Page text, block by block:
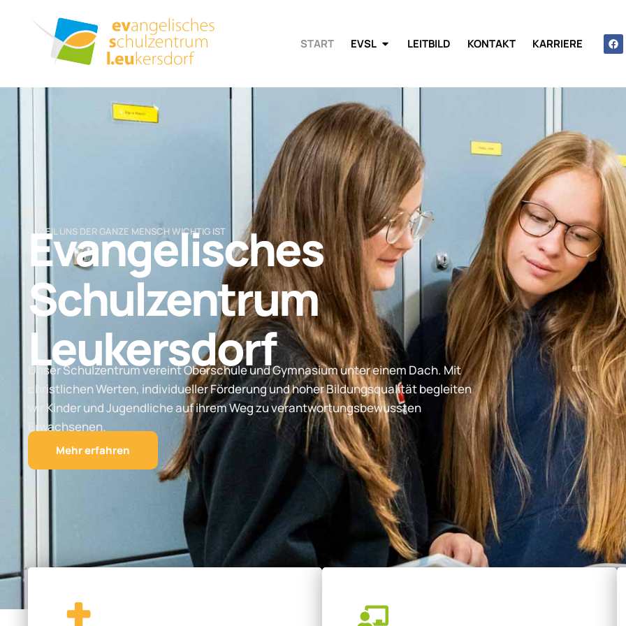
START EVSL LEITBILD KONTAKT KARRIERE
… WEIL UNS DER GANZE MENSCH WICHTIG IST
Evangelisches
Schulzentrum
Leukersdorf
Unser Schulzentrum vereint Oberschule und Gymnasium unter einem Dach. Mit
christlichen Werten, individueller Förderung und hoher Bildungsqualität begleiten
wir Kinder und Jugendliche auf ihrem Weg zu verantwortungsbewussten
Erwachsenen.
Mehr erfahren